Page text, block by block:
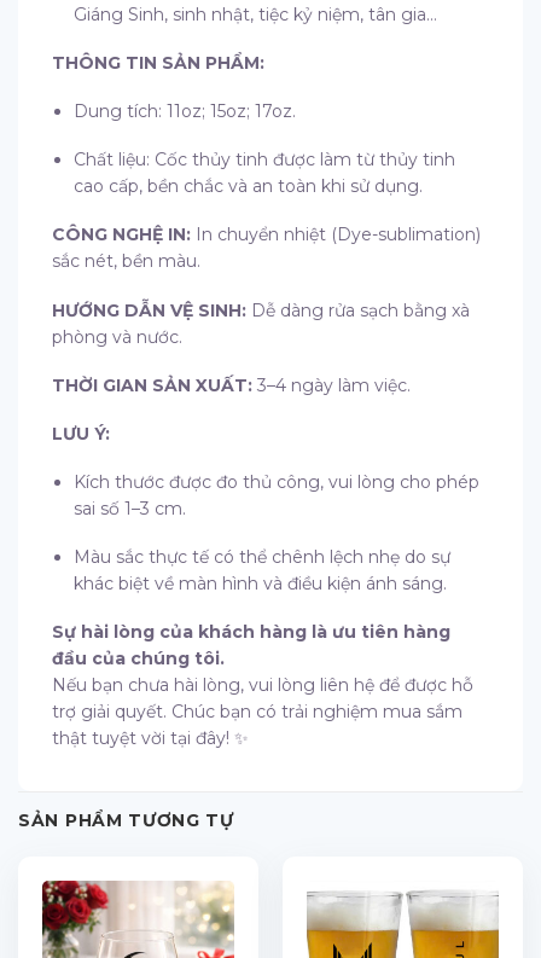
Giáng Sinh, sinh nhật, tiệc kỷ niệm, tân gia…
THÔNG TIN SẢN PHẨM:
Dung tích: 11oz; 15oz; 17oz.
Chất liệu: Cốc thủy tinh được làm từ thủy tinh
cao cấp, bền chắc và an toàn khi sử dụng.
CÔNG NGHỆ IN: In chuyển nhiệt (Dye-sublimation)
sắc nét, bền màu.
HƯỚNG DẪN VỆ SINH: Dễ dàng rửa sạch bằng xà
phòng và nước.
THỜI GIAN SẢN XUẤT: 3–4 ngày làm việc.
LƯU Ý:
Kích thước được đo thủ công, vui lòng cho phép
sai số 1–3 cm.
Màu sắc thực tế có thể chênh lệch nhẹ do sự
khác biệt về màn hình và điều kiện ánh sáng.
Sự hài lòng của khách hàng là ưu tiên hàng
đầu của chúng tôi.
Nếu bạn chưa hài lòng, vui lòng liên hệ để được hỗ
trợ giải quyết. Chúc bạn có trải nghiệm mua sắm
thật tuyệt vời tại đây! ✨
SẢN PHẨM TƯƠNG TỰ